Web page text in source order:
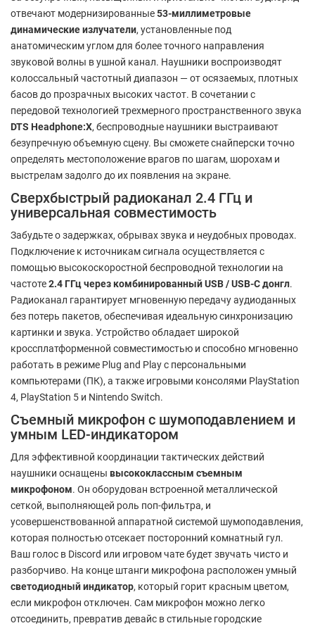
отвечают модернизированные53-миллиметровые
динамические излучатели, установленные под
анатомическим углом для более точного направления
звуковой волны в ушной канал. Наушники воспроизводят
колоссальный частотный диапазон — от осязаемых, плотных
басов до прозрачных высоких частот. В сочетании с
передовой технологией трехмерного пространственного звука
DTS Headphone:X, беспроводные наушники выстраивают
безупречную объемную сцену. Вы сможете снайперски точно
определять местоположение врагов по шагам, шорохам и
выстрелам задолго до их появления на экране.
Сверхбыстрый радиоканал 2.4 ГГц и
универсальная совместимость
Забудьте о задержках, обрывах звука и неудобных проводах.
Подключение к источникам сигнала осуществляется с
помощью высокоскоростной беспроводной технологии на
частоте2.4 ГГц через комбинированный USB / USB-C донгл.
Радиоканал гарантирует мгновенную передачу аудиоданных
без потерь пакетов, обеспечивая идеальную синхронизацию
картинки и звука. Устройство обладает широкой
кроссплатформенной совместимостью и способно мгновенно
работать в режиме Plug and Play с персональными
компьютерами (ПК), а также игровыми консолями PlayStation
4, PlayStation 5 и Nintendo Switch.
Съемный микрофон с шумоподавлением и
умным LED-индикатором
Для эффективной координации тактических действий
наушники оснащены высококлассным съемным
микрофоном. Он оборудован встроенной металлической
сеткой, выполняющей роль поп-фильтра, и
усовершенствованной аппаратной системой шумоподавления,
которая полностью отсекает посторонний комнатный гул.
Ваш голос в Discord или игровом чате будет звучать чисто и
разборчиво. На конце штанги микрофона расположен умный
светодиодный индикатор, который горит красным цветом,
если микрофон отключен. Сам микрофон можно легко
отсоединить, превратив девайс в стильные городские